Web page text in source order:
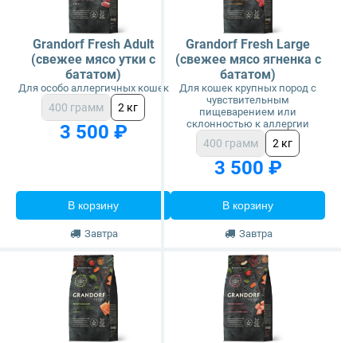
Grandorf Fresh Adult
(свежее мясо утки с
бататом)
Для особо аллергичных кошек
400 грамм 2 кг
3 500 ₽
В корзину
Завтра
Grandorf Fresh Large
(свежее мясо ягненка с
бататом)
Для кошек крупных пород с
чувствительным
пищеварением или
склонностью к аллергии
400 грамм 2 кг
3 500 ₽
В корзину
Завтра